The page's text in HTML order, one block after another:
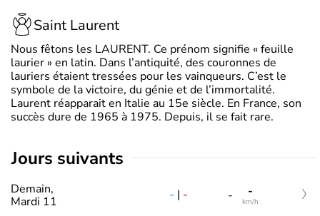
Saint Laurent
Nous fêtons les LAURENT. Ce prénom signifie « feuille
laurier » en latin. Dans l’antiquité, des couronnes de
lauriers étaient tressées pour les vainqueurs. C’est le
symbole de la victoire, du génie et de l’immortalité.
Laurent réapparait en Italie au 15e siècle. En France, son
succès dure de 1965 à 1975. Depuis, il se fait rare.
jours suivants
Demain,
Mardi 11
- | - - -
km/h